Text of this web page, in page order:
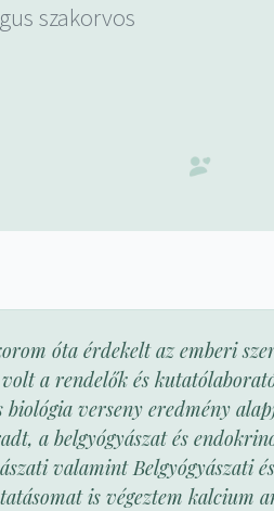
szakorvos
óta érdekelt az emberi
a rendelők és
biológia verseny eredmény
a belgyógyászat és
valamint Belgyógyászati
is végeztem kalcium